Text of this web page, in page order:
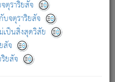
ราริยสัจ
จตุราริยสัจ
เป็นสิ่งสุดวิสัย
สัจ
ยสัจ
ะพฤติ ก็เพื่อการละขาดซึ่ง
ล่าวความหลุดพ้นจากภพว่า
ะหรือพราหมณ์ทั้งปวงนั้น